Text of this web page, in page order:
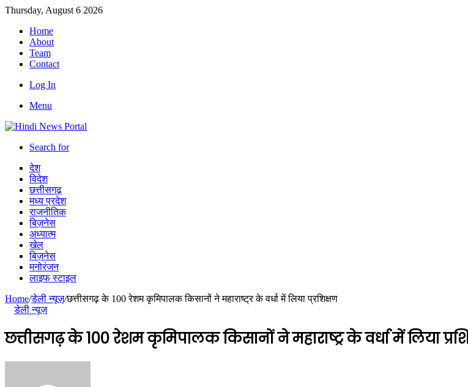
Thursday, August 6 2026
Home
About
Team
Contact
Log In
Menu
Search for
देश
विदेश
छत्तीसगढ़
मध्य प्रदेश
राजनीतिक
बिज़नेस
अध्यात्म
खेल
बिज़नेस
मनोरंजन
लाइफ स्टाइल
Home/डेली न्यूज़/छत्तीसगढ़ के 100 रेशम कृमिपालक किसानों ने महाराष्ट्र के वर्धा में लिया प्रशिक्षण
डेली न्यूज़
छत्तीसगढ़ के 100 रेशम कृमिपालक किसानों ने महाराष्ट्र के वर्धा में लिया